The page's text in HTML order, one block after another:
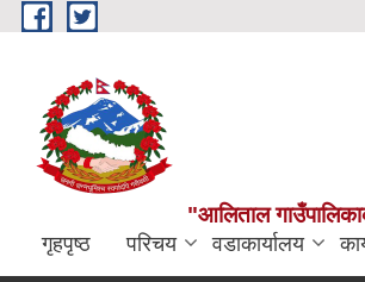
Skip to main content
"आलिताल
गृहपृष्ठ परिचय वडाकार्यालय